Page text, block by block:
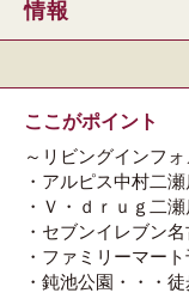
情報
ここがポイント
～リビングインフ
・アルピス中村二
・Ｖ・ｄｒｕｇ二
・セブンイレブン
・ファミリーマー
・鈍池公園・・・